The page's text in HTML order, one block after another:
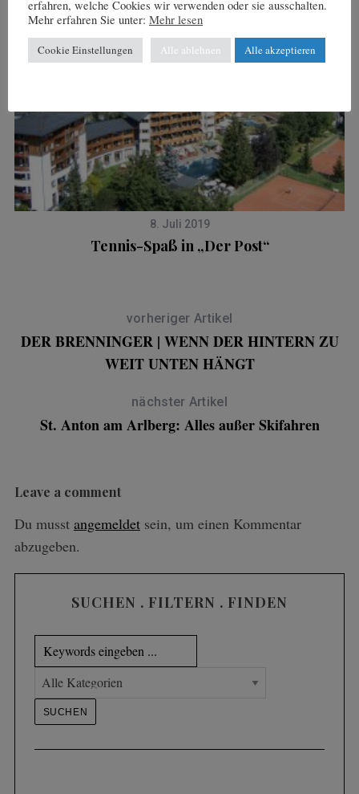
8. Juli 2019
Tennis-Spaß in „Der Post“
vorheriger Artikel
DER BRENNINGER | WENN DER HINTERN ZU
WEIT UNTEN HÄNGT
nächster Artikel
St. Anton am Arlberg: Alles außer Skifahren
Leave a comment
Du musst angemeldetsein, um einen Kommentar
abzugeben.
SUCHEN . FILTERN . FINDEN
erfahren, welche Cookies wir verwenden oder sie ausschalten.
Mehr erfahren Sie unter: Mehr lesen
Cookie Einstellungen Alle ablehnen Alle akzeptieren